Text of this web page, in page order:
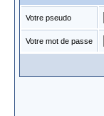
Votre pseudo
Votre mot de passe